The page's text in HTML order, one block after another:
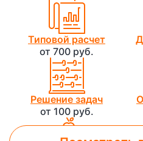
Типовой расчет
от 700 руб.
Решение задач
от 100 руб.